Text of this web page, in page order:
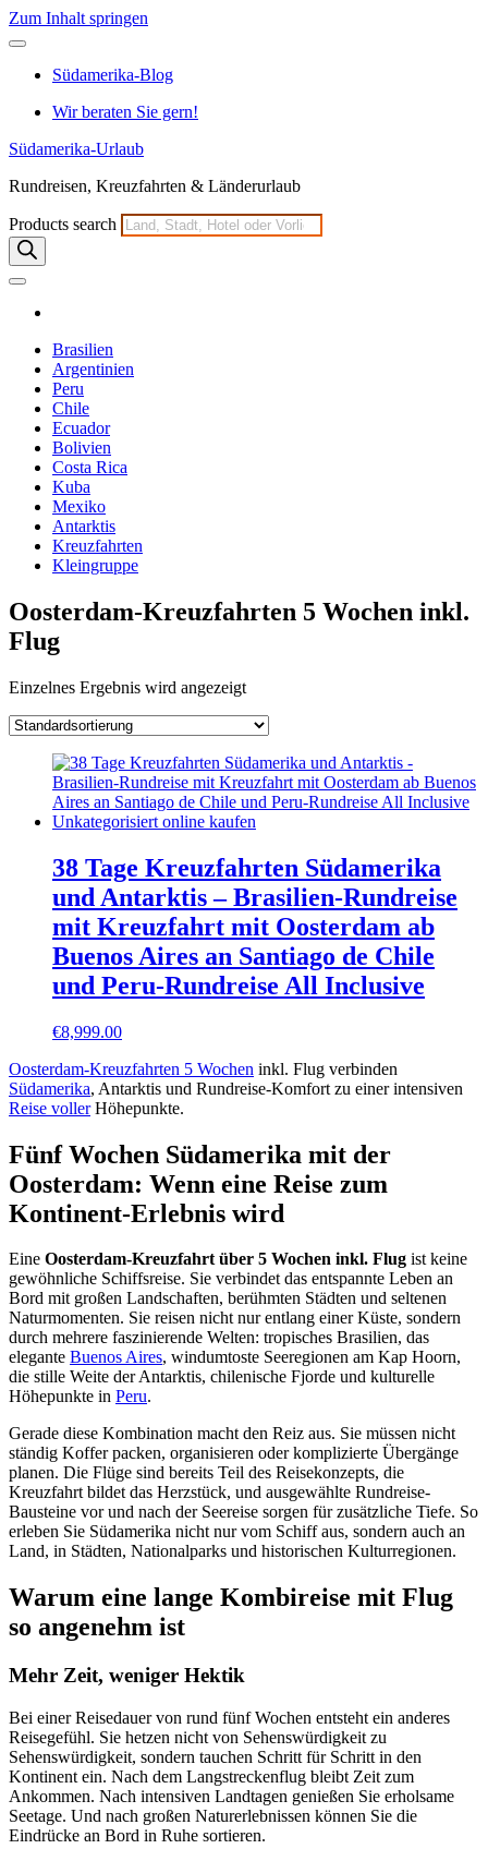
Zum Inhalt springen
Südamerika-Blog
Wir beraten Sie gern!
Südamerika-Urlaub
Rundreisen, Kreuzfahrten & Länderurlaub
Products search
Brasilien
Argentinien
Peru
Chile
Ecuador
Bolivien
Costa Rica
Kuba
Mexiko
Antarktis
Kreuzfahrten
Kleingruppe
Oosterdam-Kreuzfahrten 5 Wochen inkl.
Flug
Einzelnes Ergebnis wird angezeigt
38 Tage Kreuzfahrten Südamerika
und Antarktis – Brasilien-Rundreise
mit Kreuzfahrt mit Oosterdam ab
Buenos Aires an Santiago de Chile
und Peru-Rundreise All Inclusive
€8,999.00
Oosterdam-Kreuzfahrten 5 Wochen inkl. Flug verbinden
Südamerika, Antarktis und Rundreise-Komfort zu einer intensiven
Reise vollerHöhepunkte.
Fünf Wochen Südamerika mit der
Oosterdam: Wenn eine Reise zum
Kontinent-Erlebnis wird
Eine Oosterdam-Kreuzfahrt über 5 Wochen inkl. Flug ist keine
gewöhnliche Schiffsreise. Sie verbindet das entspannte Leben an
Bord mit großen Landschaften, berühmten Städten und seltenen
Naturmomenten. Sie reisen nicht nur entlang einer Küste, sondern
durch mehrere faszinierende Welten: tropisches Brasilien, das
elegante Buenos Aires, windumtoste Seeregionen am Kap Hoorn,
die stille Weite der Antarktis, chilenische Fjorde und kulturelle
Höhepunkte in Peru.
Gerade diese Kombination macht den Reiz aus. Sie müssen nicht
ständig Koffer packen, organisieren oder komplizierte Übergänge
planen. Die Flüge sind bereits Teil des Reisekonzepts, die
Kreuzfahrt bildet das Herzstück, und ausgewählte Rundreise-
Bausteine vor und nach der Seereise sorgen für zusätzliche Tiefe. So
erleben Sie Südamerika nicht nur vom Schiff aus, sondern auch an
Land, in Städten, Nationalparks und historischen Kulturregionen.
Warum eine lange Kombireise mit Flug
so angenehm ist
Mehr Zeit, weniger Hektik
Bei einer Reisedauer von rund fünf Wochen entsteht ein anderes
Reisegefühl. Sie hetzen nicht von Sehenswürdigkeit zu
Sehenswürdigkeit, sondern tauchen Schritt für Schritt in den
Kontinent ein. Nach dem Langstreckenflug bleibt Zeit zum
Ankommen. Nach intensiven Landtagen genießen Sie erholsame
Seetage. Und nach großen Naturerlebnissen können Sie die
Eindrücke an Bord in Ruhe sortieren.